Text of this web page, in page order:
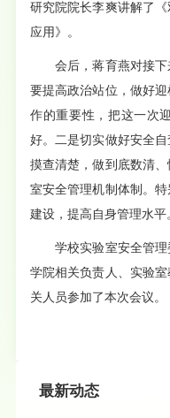
研究院院长李爽讲解了
应用》。
会后，蒋育燕对接下
要提高政治站位，做好
作的重要性，把这一次
好。二是切实做好安全
摸查清楚，做到底数清
室安全管理机制体制。
建设，提高自身管理水平
学校实验室安全管理
学院相关负责人、实验
关人员参加了本次会议。
最新动态